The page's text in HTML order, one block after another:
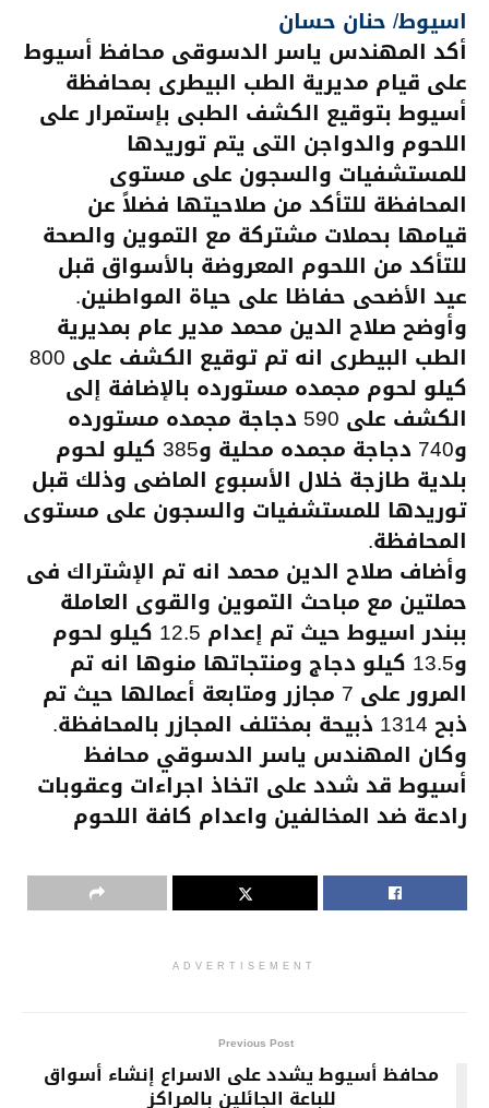
اسيوط/ حنان حسان
أكد المهندس ياسر الدسوقى محافظ أسيوط
على قيام مديرية الطب البيطرى بمحافظة
أسيوط بتوقيع الكشف الطبى بإستمرار على
اللحوم والدواجن التى يتم توريدها
للمستشفيات والسجون على مستوى
المحافظة للتأكد من صلاحيتها فضلاً عن
قيامها بحملات مشتركة مع التموين والصحة
للتأكد من اللحوم المعروضة بالأسواق قبل
عيد الأضحى حفاظا على حياة المواطنين.
وأوضح صلاح الدين محمد مدير عام بمديرية
الطب البيطرى انه تم توقيع الكشف على 800
كيلو لحوم مجمده مستورده بالإضافة إلى
الكشف على 590 دجاجة مجمده مستورده
و740 دجاجة مجمده محلية و385 كيلو لحوم
بلدية طازجة خلال الأسبوع الماضى وذلك قبل
توريدها للمستشفيات والسجون على مستوى
المحافظة.
وأضاف صلاح الدين محمد انه تم الإشتراك فى
حملتين مع مباحث التموين والقوى العاملة
ببندر اسيوط حيث تم إعدام 12.5 كيلو لحوم
و13.5 كيلو دجاج ومنتجاتها منوها انه تم
المرور على 7 مجازر ومتابعة أعمالها حيث تم
ذبح 1314 ذبيحة بمختلف المجازر بالمحافظة.
وكان المهندس ياسر الدسوقي محافظ
أسيوط قد شدد على اتخاذ اجراءات وعقوبات
رادعة ضد المخالفين واعدام كافة اللحوم
ADVERTISEMENT
Previous Post
محافظ أسيوط يشدد على الاسراع إنشاء أسواق
للباعة الجائلين بالمراكز